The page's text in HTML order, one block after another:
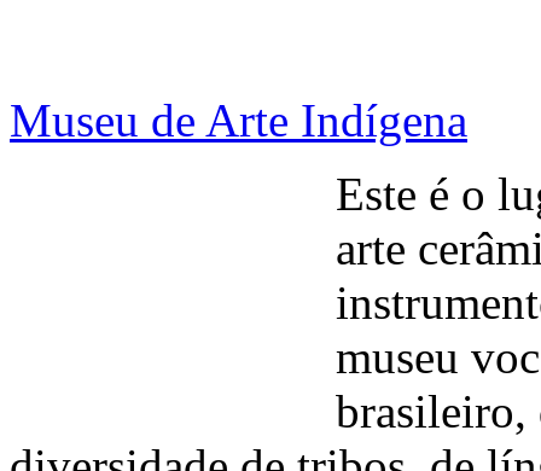
Museu de Arte Indígena
Este é o
arte
museu
brasileiro,